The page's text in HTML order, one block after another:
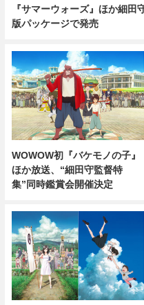
『サマーウォーズ』ほか細
版パッケージで発売
WOWOW初『バケモノの子』
ほか放送、“細田守監督特
集”同時鑑賞会開催決定